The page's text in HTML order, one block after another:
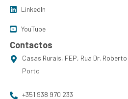
LinkedIn
YouTube
Contactos
Casas Rurais, FEP, Rua Dr.
Porto
+351 938 970 233